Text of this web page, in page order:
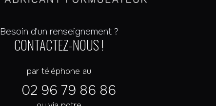
Besoin d'un renseignement ?
CONTACTEZ-NOUS !
par téléphone au
02 96 79 86 86